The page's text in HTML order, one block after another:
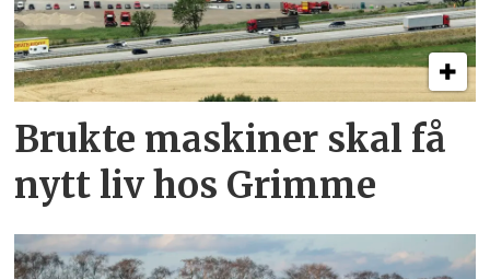
Brukte maskiner skal få
nytt liv hos Grimme